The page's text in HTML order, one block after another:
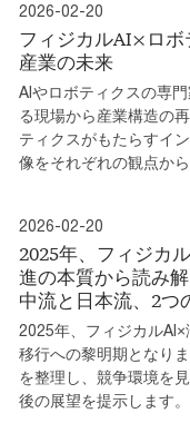
2026-02-20
フィジカルAI×ロボ
産業の未来
AIやロボティクスの専
る現場から産業構造の
ティクスがもたらすイ
像をそれぞれの観点から
2026-02-20
2025年、フィジカ
進の本質から読み
中流と日本流、2
2025年、フィジカル
移行への黎明期となり
を整理し、競争環境を
後の展望を提示します。